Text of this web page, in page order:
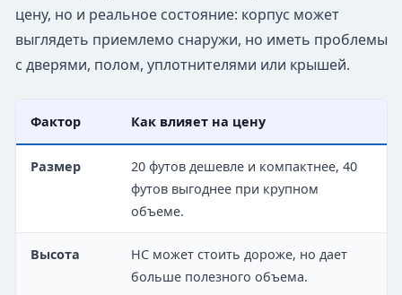
цену, но и реальное состояние: корпус может
выглядеть приемлемо снаружи, но иметь проблемы
с дверями, полом, уплотнителями или крышей.
Фактор Как влияет на цену
Размер
20 футов дешевле и компактнее, 40
футов выгоднее при крупном
объеме.
Высота
HC может стоить дороже, но дает
больше полезного объема.